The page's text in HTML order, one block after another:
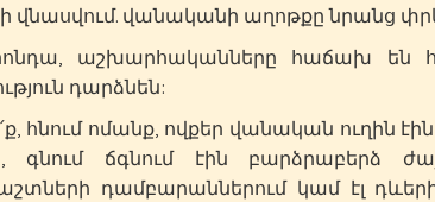
վնասվում. վանականի աղոթքը նրանց
աշխարհականները հաճախ են
դարձնեն:
հնում ոմանք, ովքեր վանական ուղին
գնում ճգնում էին բարձրաբերձ
դամբարաններում կամ էլ